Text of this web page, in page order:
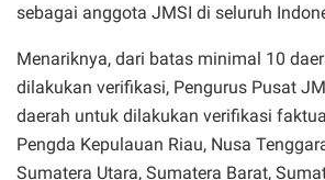
sebagai anggota JMSI di seluruh
Menariknya, dari batas minimal 10
dilakukan verifikasi, Pengurus Pusat
daerah untuk dilakukan verifikasi
Pengda Kepulauan Riau, Nusa
Sumatera Utara, Sumatera Barat,